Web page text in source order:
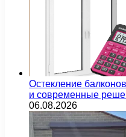
Остекление
и современные
06.08.2026